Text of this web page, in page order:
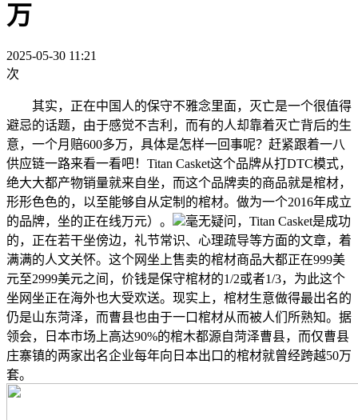
万
2025-05-30 11:21
次
其实，正在中国人的保守不雅念里面，灭亡是一个很值得
避忌的话题，由于感觉不吉利，而有的人却靠着灭亡背后的生
意，一个月赔600多万，具体是怎样一回事呢？赶紧跟着一八
供应链一路来看一看吧！Titan Casket这个品牌从打DTC模式，
绝大大都产物销量就来自坐，而这个品牌卖的商品就是棺材，
形形色色的，以至能够自从定制的棺材。做为一个2016年成立
的品牌，坐的正在线万元）。
毫无疑问，Titan Casket是成功
的，正在若干坐傍边，礼节常识、心理疏导等方面的文章，着
满满的人文关怀。这个网坐上售卖的棺材商品大都正在999美
元至2999美元之间，价钱是保守棺材的1/2或者1/3，为此这个
坐网坐正在海外也大受欢送。现实上，棺材生意做得最出名的
仍是山东菏泽，而曹县也由于一口棺材从而被人们所熟知。据
领会，日本市场上高达90%的棺木都源自菏泽曹县，而仅曹县
庄寨镇的两家出名企业每年向日本出口的棺材就曾经跨越50万
套。